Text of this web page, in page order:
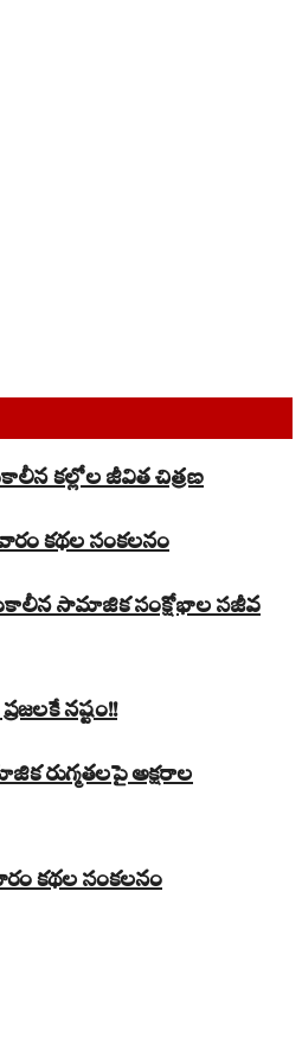
కల్లోల జీవిత చిత్రణ
కథల సంకలనం
సామాజిక సంక్షోభాల సజీవ
నష్టం!!
రుగ్మతలపై అక్షరాల
కథల సంకలనం